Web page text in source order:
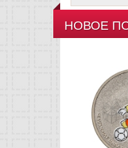
НОВОЕ